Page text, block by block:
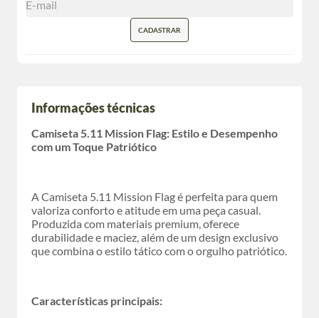
CADASTRAR
Informações técnicas
Camiseta 5.11 Mission Flag: Estilo e Desempenho
com um Toque Patriótico
A Camiseta 5.11 Mission Flag é perfeita para quem
valoriza conforto e atitude em uma peça casual.
Produzida com materiais premium, oferece
durabilidade e maciez, além de um design exclusivo
que combina o estilo tático com o orgulho patriótico.
Características principais: